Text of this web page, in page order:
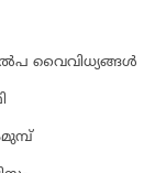
വൈവിധ്യങ്ങള്‍